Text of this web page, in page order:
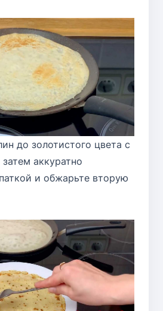
до золотистого цвета с
аккуратно
и обжарьте вторую